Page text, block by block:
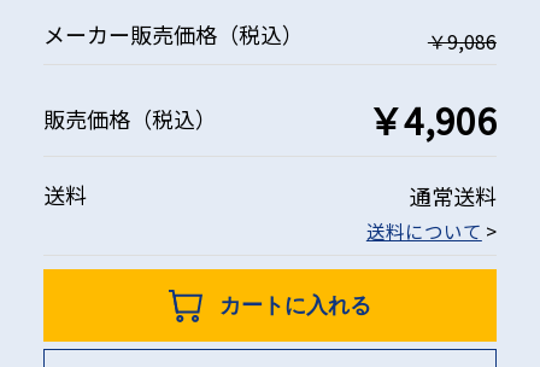
メーカー販売価格（税込） ￥9,086
販売価格（税込） ￥4,906
送料 通常送料
送料について >
カートに入れる